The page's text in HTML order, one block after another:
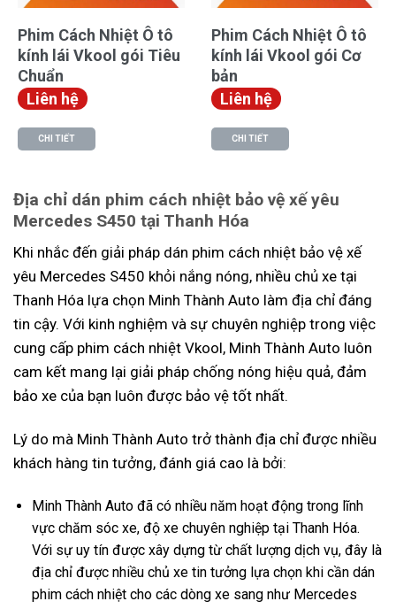
Phim Cách Nhiệt Ô tô
kính lái Vkool gói Tiêu
Chuẩn
Liên hệ
CHI TIẾT
Phim Cách Nhiệt Ô tô
kính lái Vkool gói Cơ
bản
Liên hệ
CHI TIẾT
Địa chỉ dán phim cách nhiệt bảo vệ xế yêu
Mercedes S450 tại Thanh Hóa
Khi nhắc đến giải pháp dán phim cách nhiệt bảo vệ xế
yêu Mercedes S450 khỏi nắng nóng, nhiều chủ xe tại
Thanh Hóa lựa chọn Minh Thành Auto làm địa chỉ đáng
tin cậy. Với kinh nghiệm và sự chuyên nghiệp trong việc
cung cấp phim cách nhiệt Vkool, Minh Thành Auto luôn
cam kết mang lại giải pháp chống nóng hiệu quả, đảm
bảo xe của bạn luôn được bảo vệ tốt nhất.
Lý do mà Minh Thành Auto trở thành địa chỉ được nhiều
khách hàng tin tưởng, đánh giá cao là bởi:
Minh Thành Auto đã có nhiều năm hoạt động trong lĩnh
vực chăm sóc xe, độ xe chuyên nghiệp tại Thanh Hóa.
Với sự uy tín được xây dựng từ chất lượng dịch vụ, đây là
địa chỉ được nhiều chủ xe tin tưởng lựa chọn khi cần dán
phim cách nhiệt cho các dòng xe sang như Mercedes